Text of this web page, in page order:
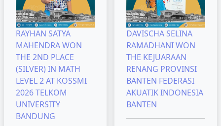
RAYHAN SATYA
MAHENDRA WON
THE 2ND PLACE
(SILVER) IN MATH
LEVEL 2 AT KOSSMI
2026 TELKOM
UNIVERSITY
BANDUNG
DAVISCHA SELINA
RAMADHANI WON
THE KEJUARAAN
RENANG PROVINSI
BANTEN FEDERASI
AKUATIK INDONESIA
BANTEN